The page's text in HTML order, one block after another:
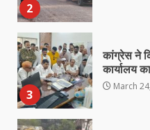
2
3
कांग्रेस ने
कार्यालय
March